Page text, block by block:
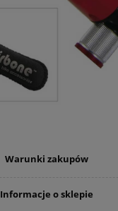
Warunki zakupów
Informacje o sklepie